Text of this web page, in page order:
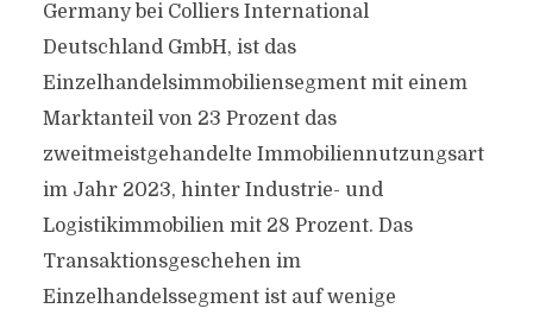
Germany bei Colliers International
Deutschland GmbH, ist das
Einzelhandelsimmobiliensegment mit einem
Marktanteil von 23 Prozent das
zweitmeistgehandelte Immobiliennutzungsart
im Jahr 2023, hinter Industrie- und
Logistikimmobilien mit 28 Prozent. Das
Transaktionsgeschehen im
Einzelhandelssegment ist auf wenige